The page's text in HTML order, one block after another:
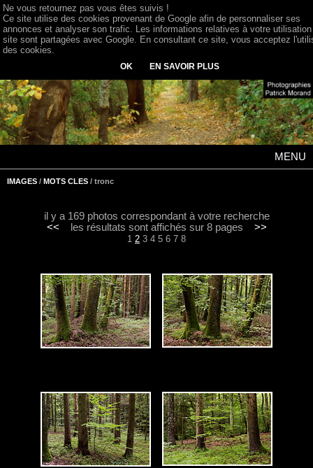
MENU
IMAGES / MOTS CLES / tronc
il y a 169 photos correspondant à votre recherche
<< les résultats sont affichés sur 8 pages >>
1 2 3 4 5 6 7 8
Ne vous retournez pas vous êtes suivis !
Ce site utilise des cookies provenant de Google afin de personnaliser ses
annonces et analyser son trafic. Les informations relatives à votre
site sont partagées avec Google. En consultant ce site, vous acceptez
des cookies.
OK EN SAVOIR PLUS